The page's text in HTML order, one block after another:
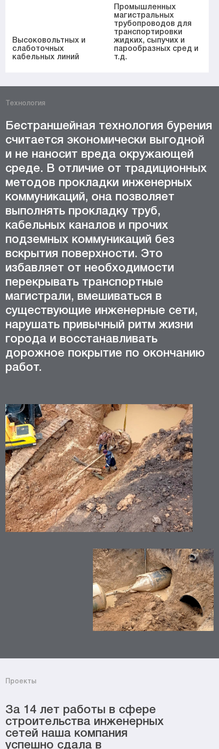
Высоковольтных и
слаботочных
кабельных линий
Промышленных
магистральных
трубопроводов для
транспортировки
жидких, сыпучих и
парообразных сред и
т.д.
Технология
Бестраншейная технология бурения
считается экономически выгодной
и не наносит вреда окружающей
среде. В отличие от традиционных
методов прокладки инженерных
коммуникаций, она позволяет
выполнять прокладку труб,
кабельных каналов и прочих
подземных коммуникаций без
вскрытия поверхности. Это
избавляет от необходимости
перекрывать транспортные
магистрали, вмешиваться в
существующие инженерные сети,
нарушать привычный ритм жизни
города и восстанавливать
дорожное покрытие по окончанию
работ.
Проекты
За 14 лет работы в сфере
строительства инженерных
сетей наша компания
успешно сдала в